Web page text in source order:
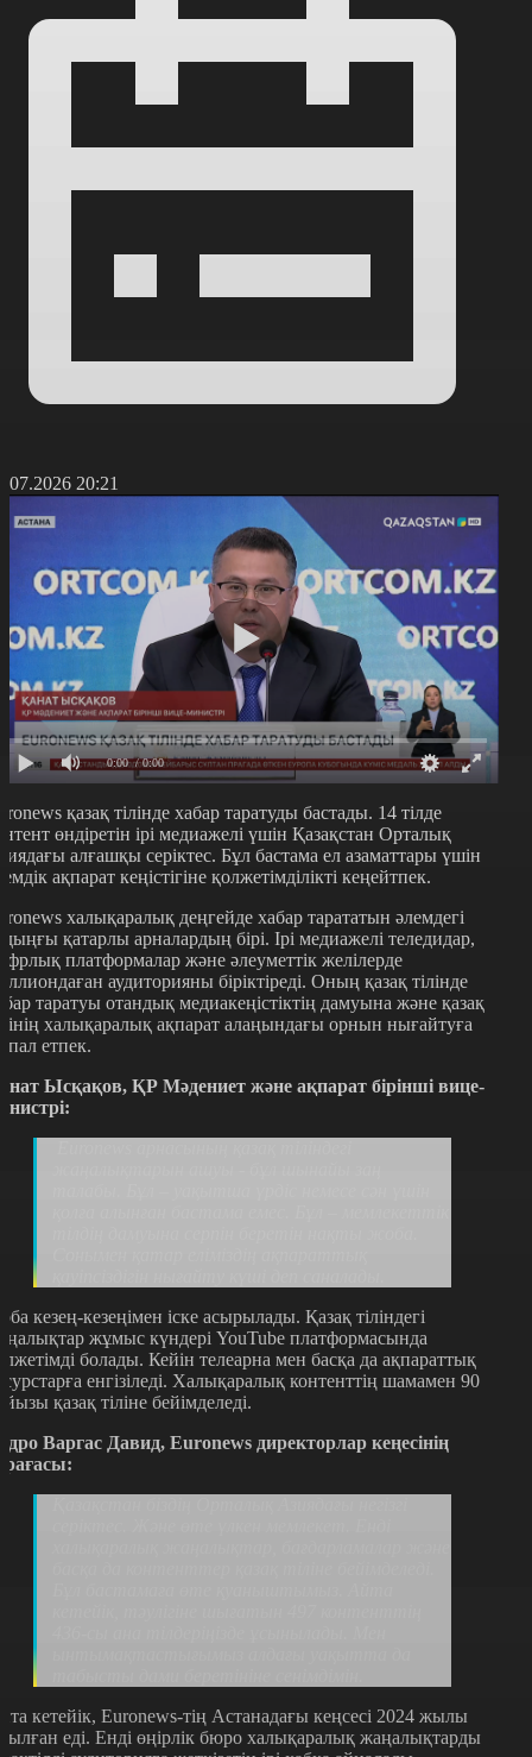
20:21
0:00 / 0:00
қазақ тілінде хабар таратуды бастады. 14 тілде
өндіретін ірі медиажелі үшін Қазақстан Орталық
алғашқы серіктес. Бұл бастама ел азаматтары үшін
ақпарат кеңістігіне қолжетімділікті кеңейтпек.
халықаралық деңгейде хабар тарататын әлемдегі
қатарлы арналардың бірі. Ірі медиажелі теледидар,
платформалар және әлеуметтік желілерде
аудиторияны біріктіреді. Оның қазақ тілінде
таратуы отандық медиакеңістіктің дамуына және қазақ
халықаралық ақпарат алаңындағы орнын нығайтуға
етпек.
Ысқақов, ҚР Мәдениет және ақпарат бірінші вице-
кезең-кезеңімен іске асырылады. Қазақ тіліндегі
жұмыс күндері YouTube платформасында
болады. Кейін телеарна мен басқа да ақпараттық
енгізіледі. Халықаралық контенттің шамамен 90
қазақ тіліне бейімделеді.
Варгас Давид, Euronews директорлар кеңесінің
кетейік, Euronews-тің Астанадағы кеңсесі 2024 жылы
еді. Енді өңірлік бюро халықаралық жаңалықтарды